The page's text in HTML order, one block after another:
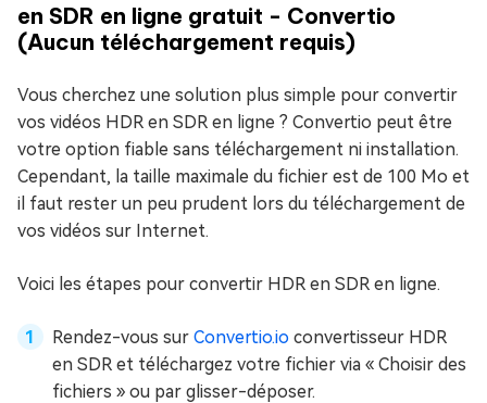
en SDR en ligne gratuit - Convertio
(Aucun téléchargement requis)
Vous cherchez une solution plus simple pour convertir
vos vidéos HDR en SDR en ligne ? Convertio peut être
votre option fiable sans téléchargement ni installation.
Cependant, la taille maximale du fichier est de 100 Mo et
il faut rester un peu prudent lors du téléchargement de
vos vidéos sur Internet.
Voici les étapes pour convertir HDR en SDR en ligne.
Rendez-vous sur Convertio.io convertisseur HDR
en SDR et téléchargez votre fichier via « Choisir des
fichiers » ou par glisser-déposer.